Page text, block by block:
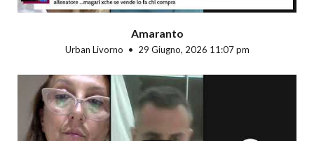
Amaranto
Urban Livorno 29 Giugno, 2026 11:07 pm